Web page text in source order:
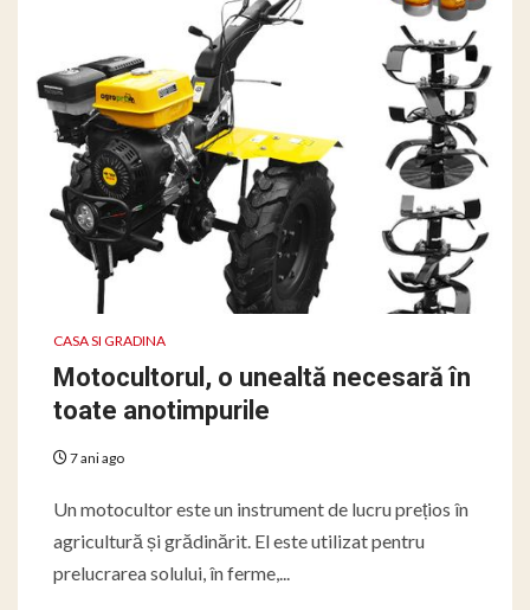
CASA SI GRADINA
Motocultorul, o unealtă necesară în
toate anotimpurile
7 ani ago
Un motocultor este un instrument de lucru prețios în
agricultură și grădinărit. El este utilizat pentru
prelucrarea solului, în ferme,...